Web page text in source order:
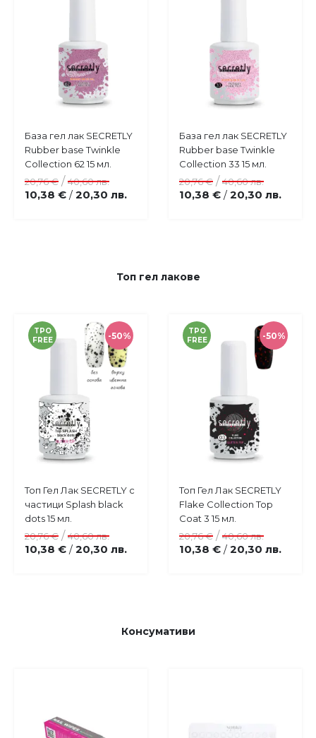
Добави
в
любими
Купи
База гел лак SECRETLY
Rubber base Twinkle
Collection 62 15 мл.
10,38 € / 20,30 лв.
20,76 € / 40,60 лв.
Добави
в
любими
Купи
База гел лак SECRETLY
Rubber base Twinkle
Collection 33 15 мл.
10,38 € / 20,30 лв.
20,76 € / 40,60 лв.
Топ гел лакове
-50%
TPO
FREE
Добави
в
Топ Гел Лак SECRETLY с
частици Splash black
dots 15 мл.
10,38 € / 20,30 лв.
20,76 € /40,60 лв.
-50%
TPO
FREE
Добави
в
Купи
Топ Гел Лак SECRETLY
Flake Collection Top
Coat 3 15 мл.
10,38 € / 20,30 лв.
20,76 € /40,60 лв.
Консумативи